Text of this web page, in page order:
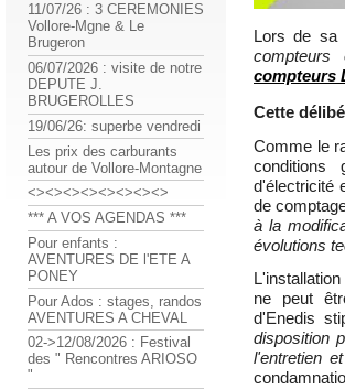
Lors de sa
compteurs
Cette
Comme le
conditions
d'électricité
de
à la
évolutions
ne peut
d'Enedis
disposition
l'entretien
11/07/26 : 3 CEREMONIES
Vollore-Mgne & Le
Brugeron
06/07/2026 : visite de notre
DEPUTE J.
BRUGEROLLES
19/06/26: superbe vendredi
Les prix des carburants
autour de Vollore-Montagne
<><><><><><><><>
*** A VOS AGENDAS ***
Pour enfants :
AVENTURES DE l'ETE A
PONEY
Pour Ados : stages, randos
AVENTURES A CHEVAL
02->12/08/2026 : Festival
des " Rencontres ARIOSO
"